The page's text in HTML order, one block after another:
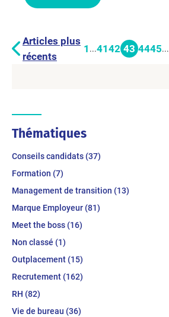
Articles plus
récents
1 ...4142 43 4445...
Thématiques
Conseils candidats (37)
Formation (7)
Management de transition (13)
Marque Employeur (81)
Meet the boss (16)
Non classé (1)
Outplacement (15)
Recrutement (162)
RH (82)
Vie de bureau (36)